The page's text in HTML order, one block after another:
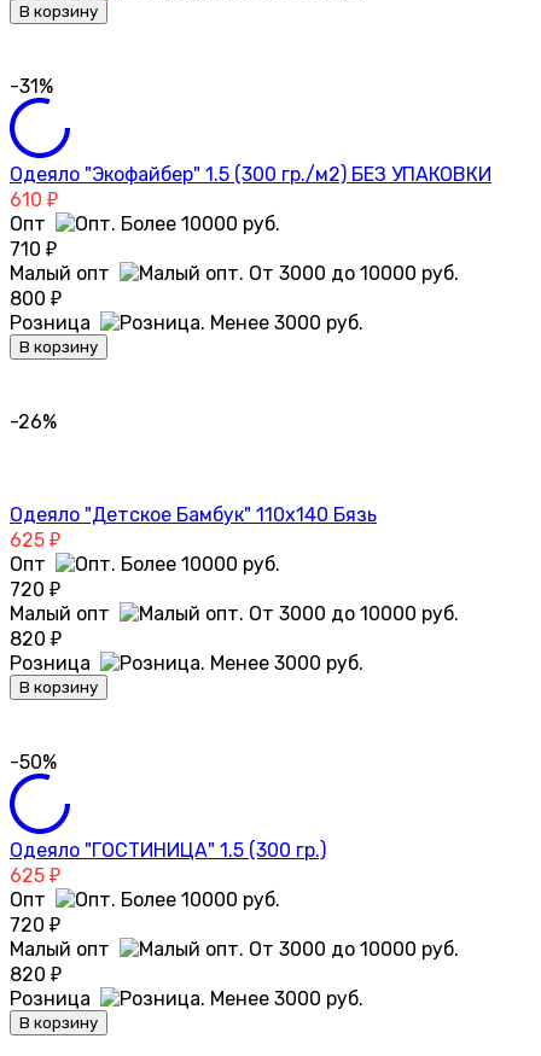
В корзину
-31%
Одеяло "Экофайбер" 1.5 (300 гр./м2) БЕЗ УПАКОВКИ
610 ₽
Опт
710 ₽
Малый опт
800 ₽
Розница
В корзину
-26%
Одеяло "Детское Бамбук" 110х140 Бязь
625 ₽
Опт
720 ₽
Малый опт
820 ₽
Розница
В корзину
-50%
Одеяло "ГОСТИНИЦА" 1.5 (300 гр.)
625 ₽
Опт
720 ₽
Малый опт
820 ₽
Розница
В корзину